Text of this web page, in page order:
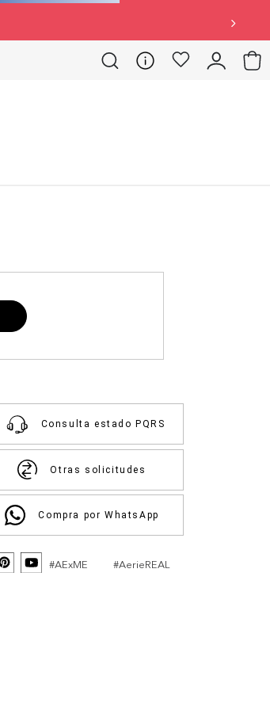
Consulta estado PQRS
Otras solicitudes
Compra por WhatsApp
#AExME #AerieREAL